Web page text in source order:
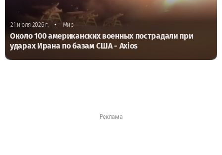
21 июля 2026 г. • Мир
Около 100 американских военных пострадали при
ударах Ирана по базам США - Axios